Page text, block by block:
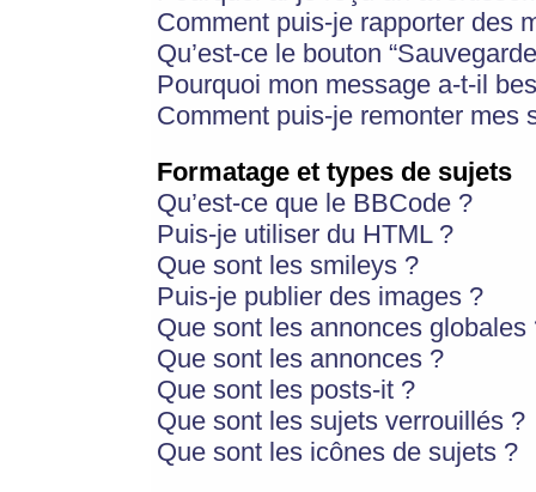
Comment puis-je rapporter des
Qu’est-ce le bouton
Pourquoi mon message a-t-il
Comment puis-je remonter mes
Formatage et types de sujets
Qu’est-ce que le BBCode ?
Puis-je utiliser du HTML ?
Que sont les smileys ?
Puis-je publier des images ?
Que sont les annonces globales
Que sont les annonces ?
Que sont les posts-it ?
Que sont les sujets verrouillés ?
Que sont les icônes de sujets ?